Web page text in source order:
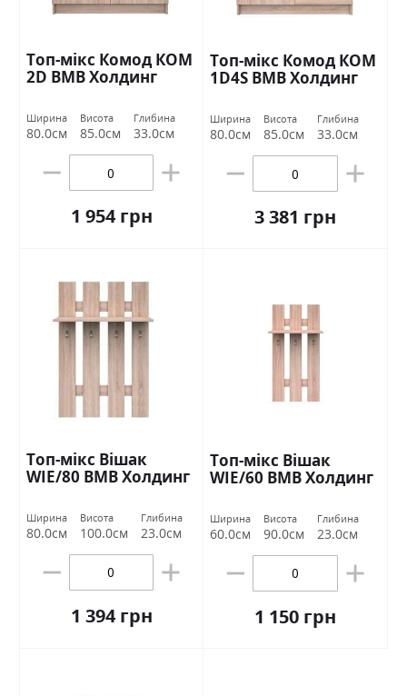
Топ-мікс Комод КОМ
2D ВМВ Холдинг
Ширина
80.0см
Висота
85.0см
Глибина
33.0см
1 954 грн
Топ-мікс Комод КОМ
1D4S ВМВ Холдинг
Ширина
80.0см
Висота
85.0см
Глибина
33.0см
3 381 грн
Топ-мікс Вішак
WIE/80 ВМВ Холдинг
Ширина
80.0см
Висота
100.0см
Глибина
23.0см
1 394 грн
Топ-мікс Вішак
WIE/60 ВМВ Холдинг
Ширина
60.0см
Висота
90.0см
Глибина
23.0см
1 150 грн